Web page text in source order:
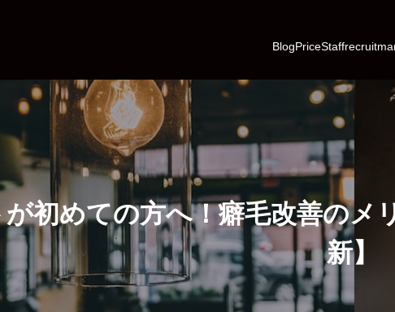
BlogPriceStaffrecruit
初めての方へ！癖毛改善のメ
新】